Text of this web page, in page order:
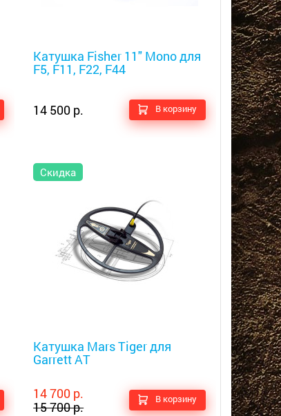
Катушка Fisher 11" Mono для
F5, F11, F22, F44
14 500 р. В корзину
Скидка
Катушка Mars Tiger для
Garrett AT
14 700 р.
15 700 р.
В корзину